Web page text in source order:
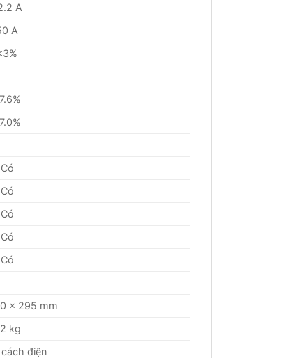
A
A
Có
Có
Có
Có
Có
x 295 mm
kg
điện